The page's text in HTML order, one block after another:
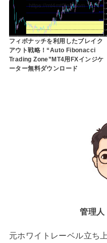
フィボナッチを利用したブレイク
アウト戦略！“Auto Fibonacci
Trading Zone”MT4用FXインジケ
ーター無料ダウンロード
管理人
元ホワイトレーベル立ち